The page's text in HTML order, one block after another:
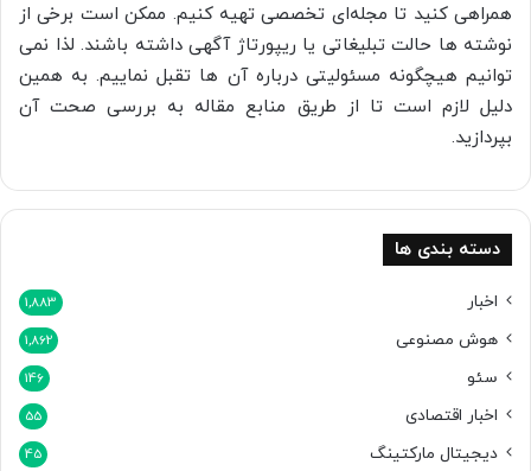
همراهی کنید تا مجله‌ای تخصصی تهیه کنیم. ممکن است برخی از
نوشته ها حالت تبلیغاتی یا ریپورتاژ آگهی داشته باشند. لذا نمی
توانیم هیچگونه مسئولیتی درباره آن ها تقبل نماییم. به همین
دلیل لازم است تا از طریق منابع مقاله به بررسی صحت آن
بپردازید.
دسته بندی ها
اخبار 1,883
هوش مصنوعی 1,862
سئو 146
اخبار اقتصادی 55
دیجیتال مارکتینگ 45